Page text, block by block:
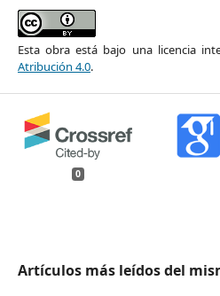
Esta obra está bajo una licencia
Atribución 4.0.
0
Artículos más leídos del